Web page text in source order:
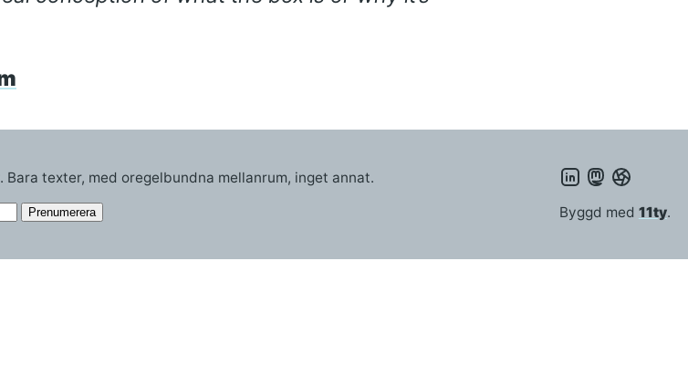
texter, med oregelbundna mellanrum, inget annat.
Byggd med 11ty.